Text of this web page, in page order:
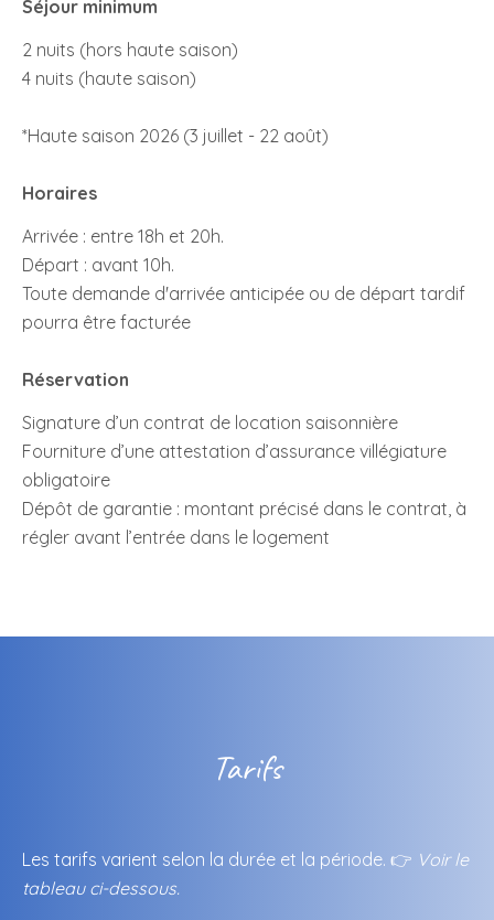
Séjour minimum
2 nuits (hors haute saison)
4 nuits (haute saison)
*Haute saison 2026 (3 juillet - 22 août)
Horaires
Arrivée : entre 18h et 20h.
Départ : avant 10h.
Toute demande d'arrivée anticipée ou de départ tardif
pourra être facturée
Réservation
Signature d’un contrat de location saisonnière
Fourniture d’une attestation d’assurance villégiature
obligatoire
Dépôt de garantie : montant précisé dans le contrat, à
régler avant l’entrée dans le logement
Tarifs
Les tarifs varient selon la durée et la période. 👉 Voir le
tableau ci-dessous.